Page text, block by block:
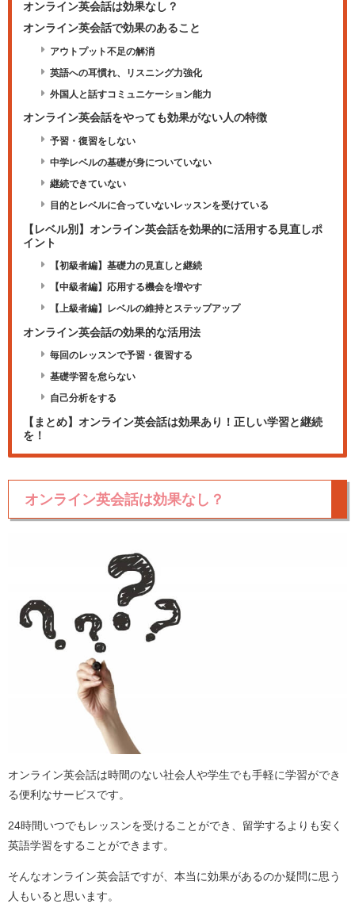
オンライン英会話は効果なし？
オンライン英会話で効果のあること
アウトプット不足の解消
英語への耳慣れ、リスニング力強化
外国人と話すコミュニケーション能力
オンライン英会話をやっても効果がない人の特徴
予習・復習をしない
中学レベルの基礎が身についていない
継続できていない
目的とレベルに合っていないレッスンを受けている
【レベル別】オンライン英会話を効果的に活用する見直しポ
イント
【初級者編】基礎力の見直しと継続
【中級者編】応用する機会を増やす
【上級者編】レベルの維持とステップアップ
オンライン英会話の効果的な活用法
毎回のレッスンで予習・復習する
基礎学習を怠らない
自己分析をする
【まとめ】オンライン英会話は効果あり！正しい学習と継続
を！
オンライン英会話は効果なし？
オンライン英会話は時間のない社会人や学生でも手軽に学習ができ
る便利なサービスです。
24時間いつでもレッスンを受けることができ、留学するよりも安く
英語学習をすることができます。
そんなオンライン英会話ですが、本当に効果があるのか疑問に思う
人もいると思います。